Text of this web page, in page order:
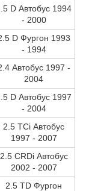
D Автобус 1994
- 2000
D Фургон 1993
- 1994
Автобус 1997 -
2004
D Автобус 1997
- 2004
2.5 TCi Автобус
1997 - 2007
2.5 CRDi Автобус
2002 - 2007
2.5 TD Фургон